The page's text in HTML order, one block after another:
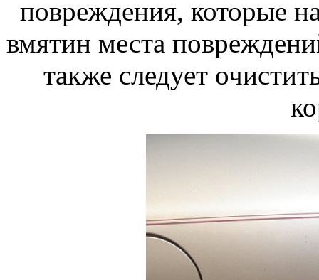
повреждения, которые
вмятин места
также следует